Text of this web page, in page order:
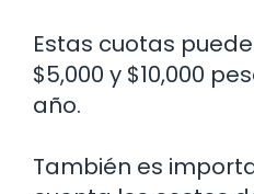
Estas cuotas
$5,000 y $10,000
año.
También es